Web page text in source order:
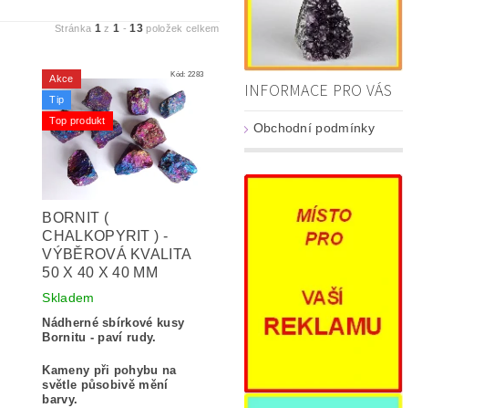
Stránka 1 z1 -13položek celkem
Akce
Tip
Top produkt
Kód: 2283
BORNIT (
CHALKOPYRIT ) -
VÝBĚROVÁ KVALITA
50 X 40 X 40 MM
Skladem
Nádherné sbírkové kusy
Bornitu - paví rudy.
Kameny při pohybu na
světle působivě mění
barvy.
INFORMACE PRO VÁS
Obchodní podmínky